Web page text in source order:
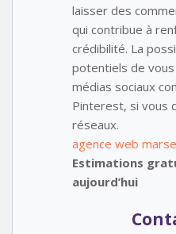
laisser des
qui contribue à
crédibilité. La
potentiels de
médias sociaux
Pinterest, si vous
réseaux.
agence web
Estimations
aujourd’hui